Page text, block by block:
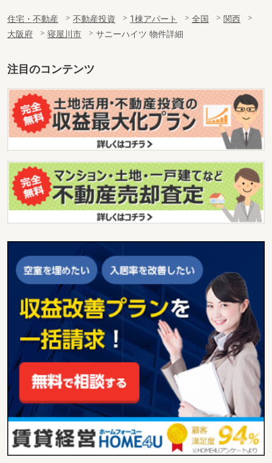
住宅・不動産 不動産投資 1棟アパート 全国
関西
大阪府
寝屋川市 サニーハイツ 物件詳細
注目のコンテンツ